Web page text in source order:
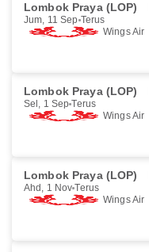
Lombok Praya (LOP)
Jum, 11 Sep Terus
Wings Air
Lombok Praya (LOP)
Sel, 1 Sep Terus
Wings Air
Lombok Praya (LOP)
Ahd, 1 Nov Terus
Wings Air